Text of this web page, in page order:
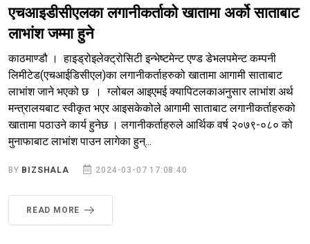
एचआइडीसीएलका लगानीकर्ताको खातामा अर्को साताबाट
लाभांश जम्मा हुने
काठमाण्डौ । हाइड्रोइलेक्ट्रोसिटी इन्भेष्टमेन्ट एण्ड डेभलपमेन्ट कम्पनी
लिमीटेड(एचआईडिसीएल)का लगानीकर्ताहरुको खातामा आगामी साताबाट
लाभांश जाने भएको छ । ग्लोबल आइएमई क्यापिटलकाअनुसार लाभांश अर्थ
मन्त्रालयबाट स्वीकृत भएर आइसकेकोले आगामी साताबाट लगानीकर्ताहरुको
खातामा पठाउने कार्य हुनेछ । लगानीकर्ताहरुले आर्थिक वर्ष २०७९-०८० को
मुनाफाबाट लाभांश पाउन लागेका हुन्...
BY BIZSHALA 2024-03-07 17:08:40
READ MORE